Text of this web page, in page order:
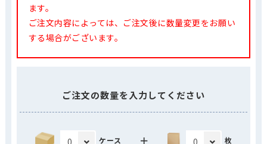
ます。
ご注文内容によっては、ご注文後に数量変更をお願い
する場合がございます。
ご注文の数量を入力してください
ケース ＋ 枚